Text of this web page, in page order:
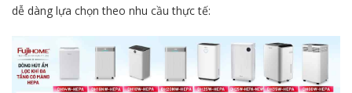
dễ dàng lựa chọn theo nhu cầu thực tế: